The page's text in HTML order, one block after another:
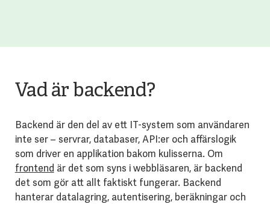
Vad är backend?
Backend är den del av ett IT-system som användaren
inte ser – servrar, databaser, API:er och affärslogik
som driver en applikation bakom kulisserna. Om
frontend är det som syns i webbläsaren, är backend
det som gör att allt faktiskt fungerar. Backend
hanterar datalagring, autentisering, beräkningar och